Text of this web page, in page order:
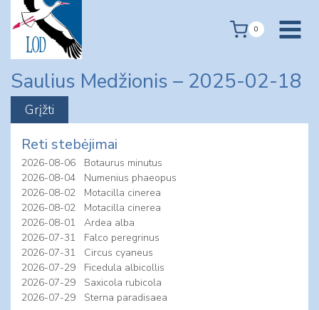
content
0
Saulius Medžionis – 2025-02-18
Reti stebėjimai
2026-08-06
Botaurus minutus
2026-08-04
Numenius phaeopus
2026-08-02
Motacilla cinerea
2026-08-02
Motacilla cinerea
2026-08-01
Ardea alba
2026-07-31
Falco peregrinus
2026-07-31
Circus cyaneus
2026-07-29
Ficedula albicollis
2026-07-29
Saxicola rubicola
2026-07-29
Sterna paradisaea